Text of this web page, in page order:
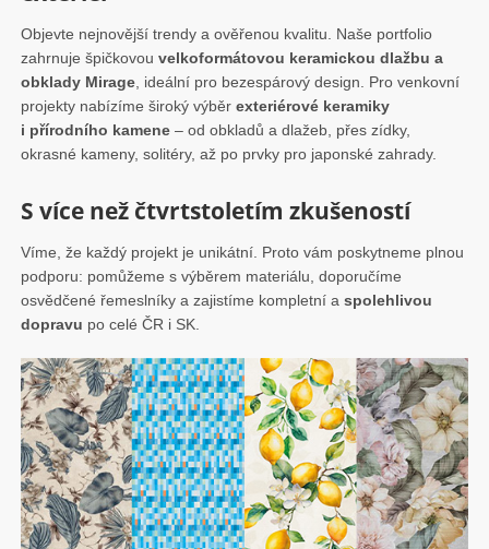
r
o
d
n
í
k
á
m
e
n
a
k
e
r
a
Objevte nejnovější trendy a ověřenou kvalitu. Naše portfolio
zahrnuje špičkovou velkoformátovou keramickou dlažbu a
obklady Mirage , ideální pro bezespárový design. Pro venkovní
projekty nabízíme široký výběr exteriérové keramiky
i přírodního kamene – od obkladů a dlažeb, přes zídky,
okrasné kameny, solitéry, až po prvky pro japonské zahrady.
S více než čtvrtstoletím zkušeností
Víme, že každý projekt je unikátní. Proto vám poskytneme plnou
podporu: pomůžeme s výběrem materiálu, doporučíme
osvědčené řemeslníky a zajistíme kompletní a spolehlivou
dopravu po celé ČR i SK.